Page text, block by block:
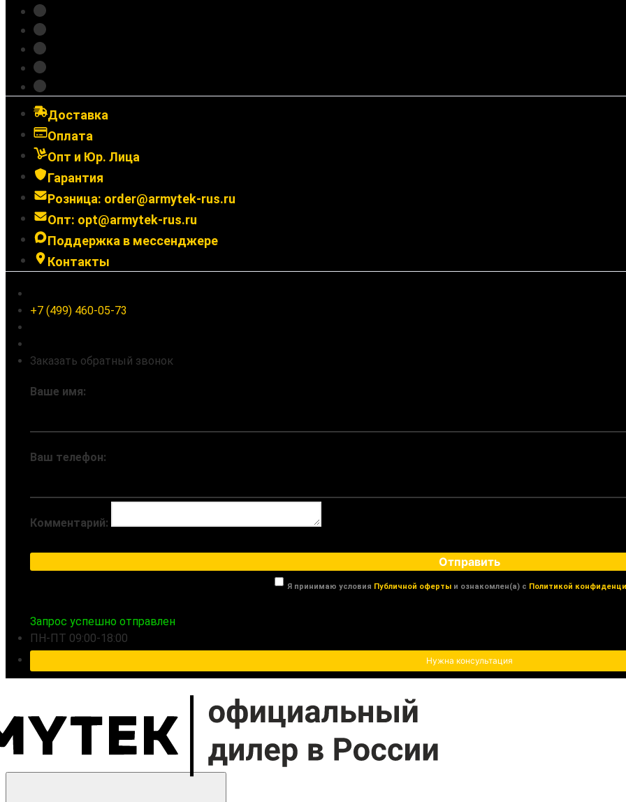
Доставка
Оплата
Опт и Юр. Лица
Гарантия
Розница: order@armytek-rus.ru
Опт: opt@armytek-rus.ru
Поддержка в мессенджере
Контакты
+7 (499) 460-05-73
Заказать обратный звонок
Ваше имя:
Ваш телефон:
Комментарий:
Отправить
Я принимаю условия Публичной офертыи ознакомлен(а) с Политикой
Запрос успешно отправлен
ПН-ПТ 09:00-18:00
Нужна консультация